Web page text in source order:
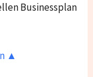
Businessplan
▲